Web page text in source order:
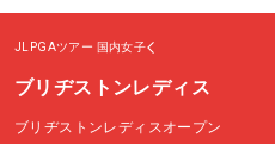
JLPGAツアー 国内女子
ブリヂストンレディス
ブリヂストンレディスオープン